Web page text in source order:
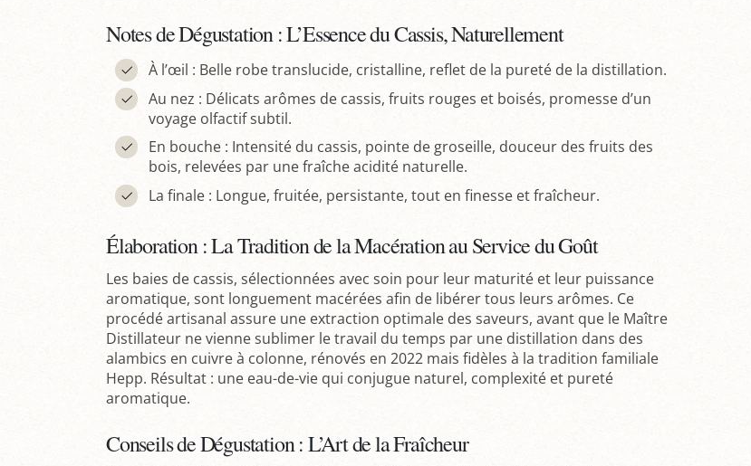
Notes de Dégustation : L’Essence du Cassis, Naturellement
À l’œil : Belle robe translucide, cristalline, reflet de la pureté de la distillation.
Au nez : Délicats arômes de cassis, fruits rouges et boisés, promesse d’un
voyage olfactif subtil.
En bouche : Intensité du cassis, pointe de groseille, douceur des fruits des
bois, relevées par une fraîche acidité naturelle.
La finale : Longue, fruitée, persistante, tout en finesse et fraîcheur.
Élaboration : La Tradition de la Macération au Service du Goût
Les baies de cassis, sélectionnées avec soin pour leur maturité et leur puissance
aromatique, sont longuement macérées afin de libérer tous leurs arômes. Ce
procédé artisanal assure une extraction optimale des saveurs, avant que le Maître
Distillateur ne vienne sublimer le travail du temps par une distillation dans des
alambics en cuivre à colonne, rénovés en 2022 mais fidèles à la tradition familiale
Hepp. Résultat : une eau-de-vie qui conjugue naturel, complexité et pureté
aromatique.
Conseils de Dégustation : L’Art de la Fraîcheur